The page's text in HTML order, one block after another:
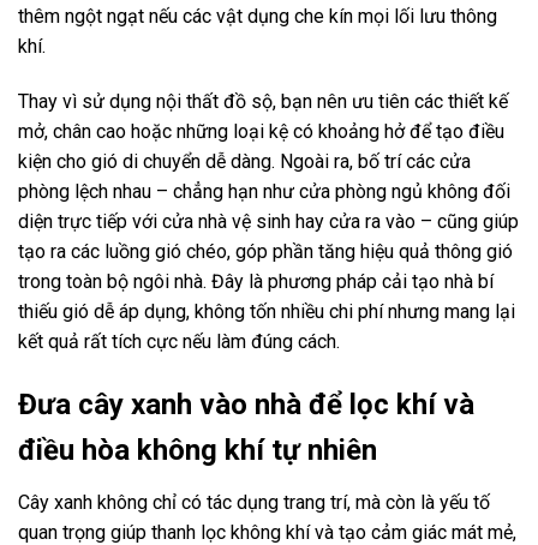
thêm ngột ngạt nếu các vật dụng che kín mọi lối lưu thông
khí.
Thay vì sử dụng nội thất đồ sộ, bạn nên ưu tiên các thiết kế
mở, chân cao hoặc những loại kệ có khoảng hở để tạo điều
kiện cho gió di chuyển dễ dàng. Ngoài ra, bố trí các cửa
phòng lệch nhau – chẳng hạn như cửa phòng ngủ không đối
diện trực tiếp với cửa nhà vệ sinh hay cửa ra vào – cũng giúp
tạo ra các luồng gió chéo, góp phần tăng hiệu quả thông gió
trong toàn bộ ngôi nhà. Đây là phương pháp cải tạo nhà bí
thiếu gió dễ áp dụng, không tốn nhiều chi phí nhưng mang lại
kết quả rất tích cực nếu làm đúng cách.
Đưa cây xanh vào nhà để lọc khí và
điều hòa không khí tự nhiên
Cây xanh không chỉ có tác dụng trang trí, mà còn là yếu tố
quan trọng giúp thanh lọc không khí và tạo cảm giác mát mẻ,